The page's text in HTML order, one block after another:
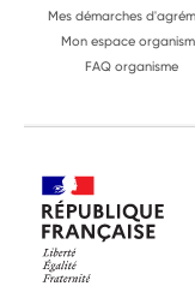
Mes démarches
Mon espace
FAQ organisme